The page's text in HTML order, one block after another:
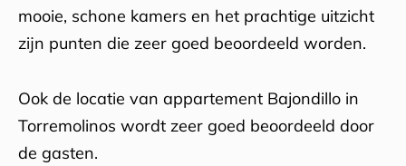
mooie, schone kamers en het prachtige uitzicht
zijn punten die zeer goed beoordeeld worden.
Ook de locatie van appartement Bajondillo in
Torremolinos wordt zeer goed beoordeeld door
de gasten.